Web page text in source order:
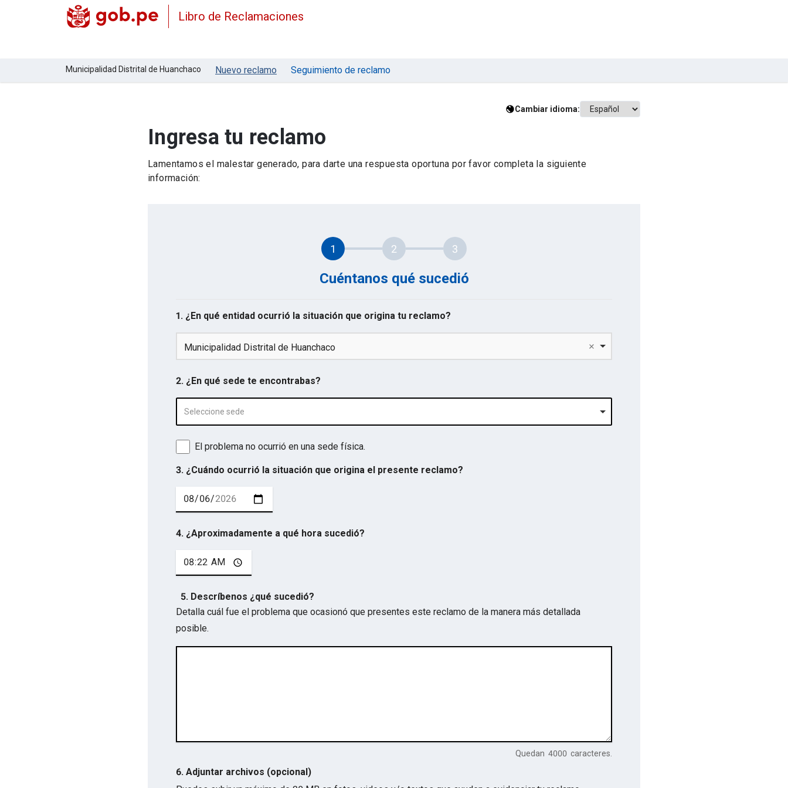
Libro de Reclamaciones
Municipalidad Distrital de Huanchaco Nuevo reclamo Seguimiento de reclamo
Cambiar idioma:
Ingresa tu reclamo
Lamentamos el malestar generado, para darte una respuesta oportuna por favor completa la siguiente
información:
1 2 3
Cuéntanos qué sucedió
1. ¿En qué entidad ocurrió la situación que origina tu reclamo?
Municipalidad Distrital de Huanchaco
2. ¿En qué sede te encontrabas?
Seleccione sede
El problema no ocurrió en una sede física.
3. ¿Cuándo ocurrió la situación que origina el presente reclamo?
4. ¿Aproximadamente a qué hora sucedió?
5. Descríbenos ¿qué sucedió?
Detalla cuál fue el problema que ocasionó que presentes este reclamo de la manera más detallada
posible.
Quedan 4000 caracteres.
6. Adjuntar archivos (opcional)